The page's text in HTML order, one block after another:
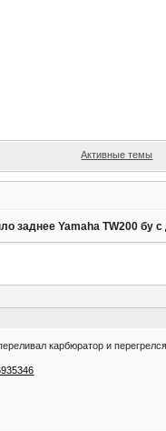
Активные темы
заднее Yamaha TW200 бу
карбюратор и